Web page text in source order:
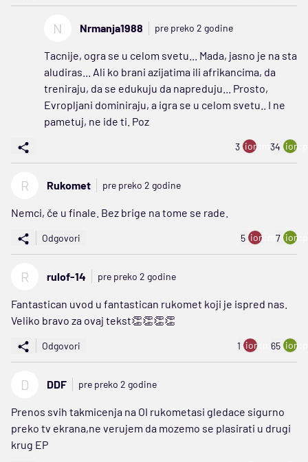
N Nrmanja1988 pre preko 2 godine
Tacnije, ogra se u celom svetu... Mada, jasno je na sta
aludiras... Ali ko brani azijatima ili afrikancima, da
treniraju, da se edukuju da napreduju... Prosto,
Evropljani dominiraju, a igra se u celom svetu.. I ne
pametuj, ne ide ti. Poz
3 ion:minus
34
R Rukomet pre preko 2 godine
Nemci, če u finale. Bez brige na tome se rade.
Odgovori 5 ion:minus
7
R rulof-14 pre preko 2 godine
Fantastican uvod u fantastican rukomet koji je ispred nas.
Veliko bravo za ovaj tekst👏👏👏👏
Odgovori 1 ion:minus
65
D DDF pre preko 2 godine
Prenos svih takmicenja na OI rukometasi gledace sigurno
preko tv ekrana,ne verujem da mozemo se plasirati u drugi
krug EP